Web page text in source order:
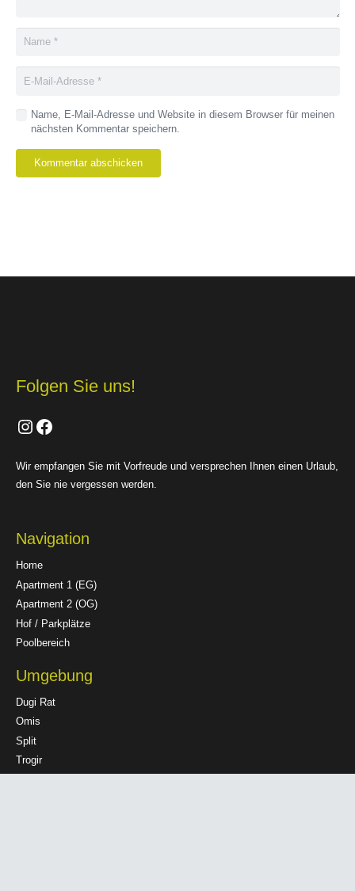
Name, E-Mail-Adresse und Website in diesem Browser für meinen
nächsten Kommentar speichern.
Kommentar abschicken
Folgen Sie uns!
Instagram
Facebook
Wir empfangen Sie mit Vorfreude und versprechen Ihnen einen Urlaub,
den Sie nie vergessen werden.
Navigation
Home
Apartment 1 (EG)
Apartment 2 (OG)
Hof / Parkplätze
Poolbereich
Umgebung
Dugi Rat
Omis
Split
Trogir